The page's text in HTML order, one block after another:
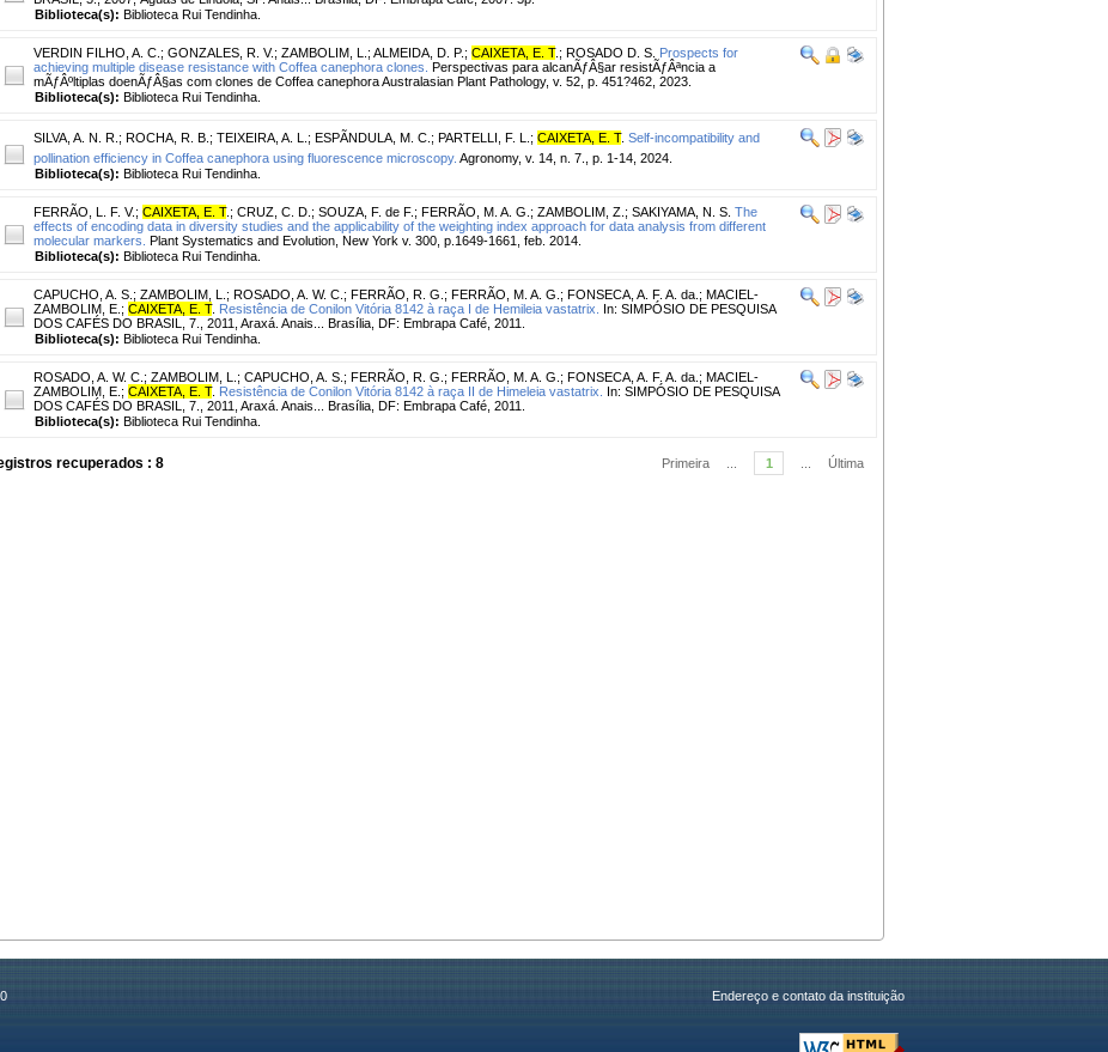
Biblioteca(s): Biblioteca Rui Tendinha.
VERDIN FILHO, A. C. ; GONZALES, R. V.; ZAMBOLIM, L. ; ALMEIDA, D. P. ; CAIXETA, E. T. ; ROSADO D. S. Prospects for
achieving multiple disease resistance with Coffea canephora clones. Perspectivas para alcanÃƒÂ§ar resistÃƒÂªncia a
mÃƒÂºltiplas doenÃƒÂ§as com clones de Coffea canephora Australasian Plant Pathology, v. 52, p. 451?462, 2023.
Biblioteca(s): Biblioteca Rui Tendinha.
SILVA, A. N. R. ; ROCHA, R. B. ; TEIXEIRA, A. L. ; ESPÃNDULA, M. C. ; PARTELLI, F. L. ; CAIXETA, E. T. Self-incompatibility and
pollination efficiency in Coffea canephora using fluorescence microscopy. Agronomy, v. 14, n. 7., p. 1-14, 2024.
Biblioteca(s): Biblioteca Rui Tendinha.
FERRÃO, L. F. V.; CAIXETA, E. T. ; CRUZ, C. D. ; SOUZA, F. de F. ; FERRÃO, M. A. G. ; ZAMBOLIM, Z. ; SAKIYAMA, N. S. The
effects of encoding data in diversity studies and the applicability of the weighting index approach for data analysis from different
molecular markers. Plant Systematics and Evolution, New York v. 300, p.1649-1661, feb. 2014.
Biblioteca(s): Biblioteca Rui Tendinha.
CAPUCHO, A. S. ; ZAMBOLIM, L. ; ROSADO, A. W. C. ; FERRÃO, R. G. ; FERRÃO, M. A. G. ; FONSECA, A. F. A. da. ; MACIEL-
ZAMBOLIM, E. ; CAIXETA, E. T. Resistência de Conilon Vitória 8142 à raça I de Hemileia vastatrix.
In: SIMPÓSIO DE PESQUISA
DOS CAFÉS DO BRASIL, 7., 2011, Araxá. Anais... Brasília, DF: Embrapa Café, 2011.
Biblioteca(s): Biblioteca Rui Tendinha.
ROSADO, A. W. C. ; ZAMBOLIM, L. ; CAPUCHO, A. S. ; FERRÃO, R. G. ; FERRÃO, M. A. G. ; FONSECA, A. F. A. da. ; MACIEL-
ZAMBOLIM, E. ; CAIXETA, E. T. Resistência de Conilon Vitória 8142 à raça II de Himeleia vastatrix.
In: SIMPÓSIO DE PESQUISA
DOS CAFÉS DO BRASIL, 7., 2011, Araxá. Anais... Brasília, DF: Embrapa Café, 2011.
Biblioteca(s): Biblioteca Rui Tendinha.
recuperados : 8 Primeira 1 Última
Endereço e contato da instituição